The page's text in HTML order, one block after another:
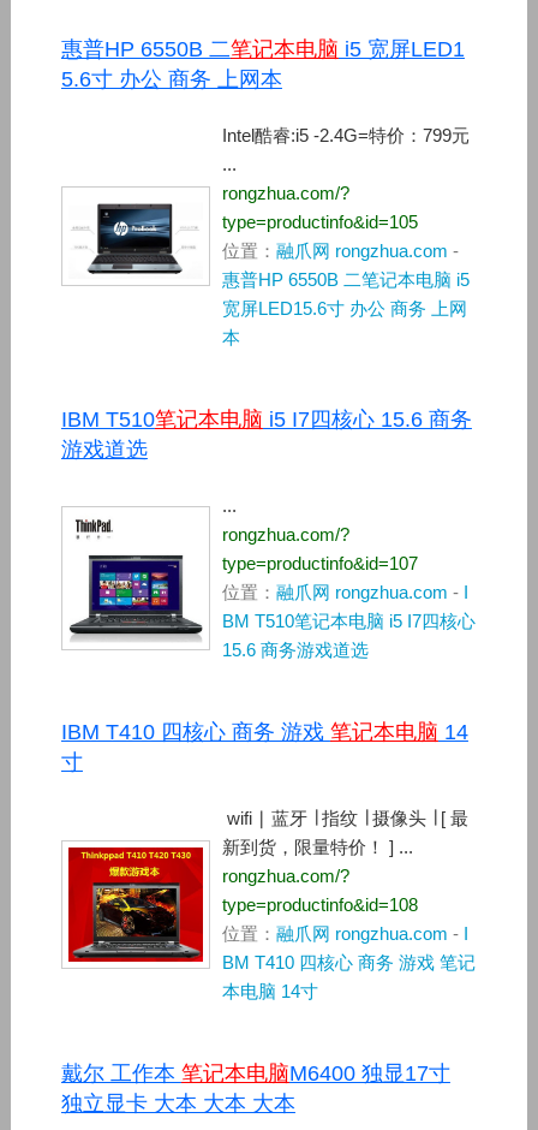
惠普HP 6550B 二笔记本电脑 i5 宽屏LED1
5.6寸 办公 商务 上网本
Intel酷睿:i5 -2.4G=特价：799元
...
rongzhua.com/?
type=productinfo&id=105
位置： 融爪网 rongzhua.com -
惠普HP 6550B 二笔记本电脑 i5
宽屏LED15.6寸 办公 商务 上网
本
IBM T510笔记本电脑 i5 I7四核心 15.6 商务
游戏道选
...
rongzhua.com/?
type=productinfo&id=107
位置： 融爪网 rongzhua.com - I
BM T510笔记本电脑 i5 I7四核心
15.6 商务游戏道选
IBM T410 四核心 商务 游戏 笔记本电脑 14
寸
wifi ∣ 蓝牙 ∣ 指纹 ∣ 摄像头 ∣ [ 最
新到货，限量特价！ ] ...
rongzhua.com/?
type=productinfo&id=108
位置： 融爪网 rongzhua.com - I
BM T410 四核心 商务 游戏 笔记
本电脑 14寸
戴尔 工作本 笔记本电脑M6400 独显17寸
独立显卡 大本 大本 大本